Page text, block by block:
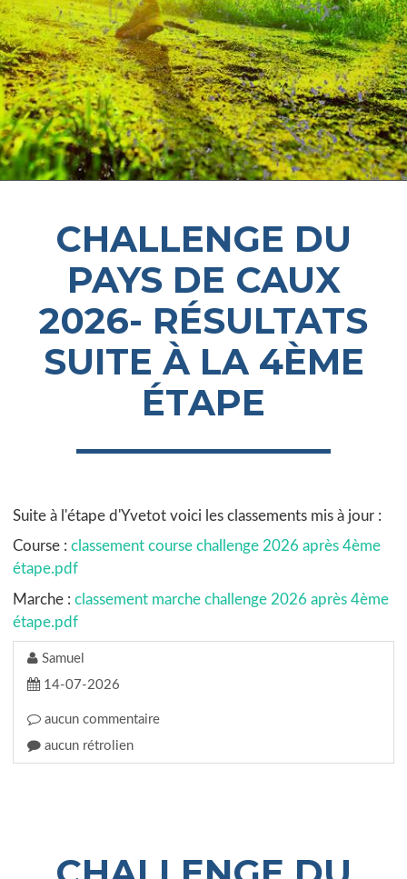
CHALLENGE DU
PAYS DE CAUX
2026- RÉSULTATS
SUITE À LA 4ÈME
ÉTAPE
Suite à l'étape d'Yvetot voici les classements mis à jour :
Course : classement course challenge 2026 après 4ème
étape.pdf
Marche : classement marche challenge 2026 après 4ème
étape.pdf
Samuel
14-07-2026
aucun commentaire
aucun rétrolien